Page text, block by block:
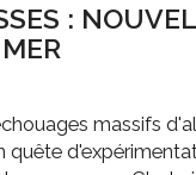
:
massifs
quête